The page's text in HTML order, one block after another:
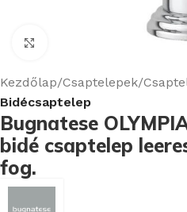
Nagyításhoz kattints ide
Kezdőlap Csaptelepek
Bidécsaptelep
Bugnatese
bidé csaptelep
fog.